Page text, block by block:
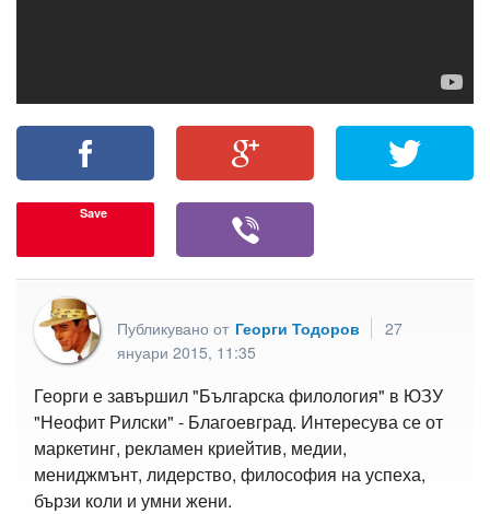
Save
Публикувано от Георги Тодоров
27
януари 2015, 11:35
Георги е завършил "Българска филология" в ЮЗУ
"Неофит Рилски" - Благоевград. Интересува се от
маркетинг, рекламен криейтив, медии,
мениджмънт, лидерство, философия на успеха,
бързи коли и умни жени.